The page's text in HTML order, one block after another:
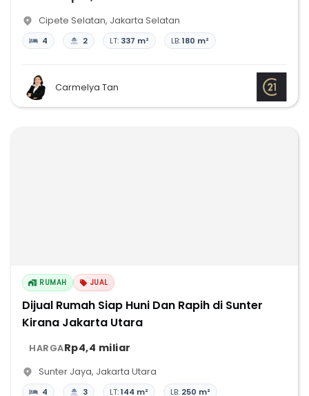
Cipete Selatan, Jakarta Selatan
4 2 LT: 337 m² LB:180 m²
Carmelya Tan
RUMAH JUAL
Dijual Rumah Siap Huni Dan Rapih di Sunter
Kirana Jakarta Utara
HARGARp4,4 miliar
Sunter Jaya, Jakarta Utara
4 3 LT:144 m² LB: 250 m²